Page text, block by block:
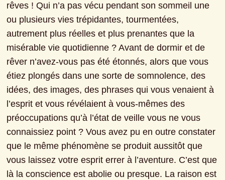
rêves ! Qui n’a pas vécu pendant son sommeil une
ou plusieurs vies trépidantes, tourmentées,
autrement plus réelles et plus prenantes que la
misérable vie quotidienne ? Avant de dormir et de
rêver n’avez-vous pas été étonnés, alors que vous
étiez plongés dans une sorte de somnolence, des
idées, des images, des phrases qui vous venaient à
l’esprit et vous révélaient à vous-mêmes des
préoccupations qu’à l’état de veille vous ne vous
connaissiez point ? Vous avez pu en outre constater
que le même phénomène se produit aussitôt que
vous laissez votre esprit errer à l’aventure. C’est que
là la conscience est abolie ou presque. La raison est